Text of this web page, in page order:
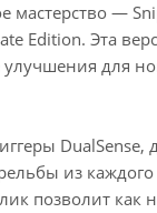
мастерство —
Edition. Эта
для
из
позволит как